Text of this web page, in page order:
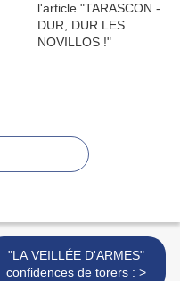
"LA VEILLÉE D'ARMES"
confidences de torers : >